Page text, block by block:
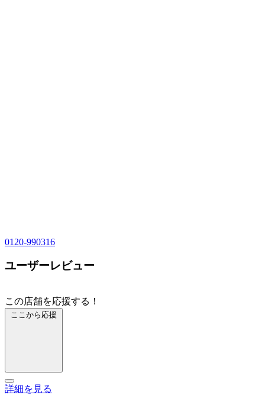
0120-990316
ユーザーレビュー
この店舗を応援する！
ここから応援
詳細を見る